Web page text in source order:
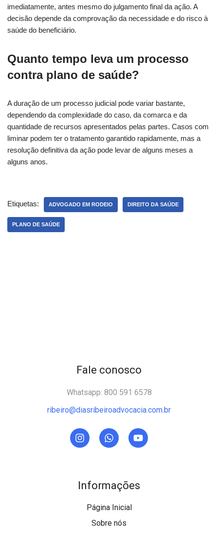
imediatamente, antes mesmo do julgamento final da ação. A
decisão depende da comprovação da necessidade e do risco à
saúde do beneficiário.
Quanto tempo leva um processo
contra plano de saúde?
A duração de um processo judicial pode variar bastante,
dependendo da complexidade do caso, da comarca e da
quantidade de recursos apresentados pelas partes. Casos com
liminar podem ter o tratamento garantido rapidamente, mas a
resolução definitiva da ação pode levar de alguns meses a
alguns anos.
Etiquetas: ADVOGADO EM RODEIO DIREITO DA SAÚDE
PLANO DE SAÚDE
Informações
Página Inicial
Sobre nós
Fale conosco
Whatsapp: 800 591 6578
ribeiro@diasribeiroadvocacia.com.br